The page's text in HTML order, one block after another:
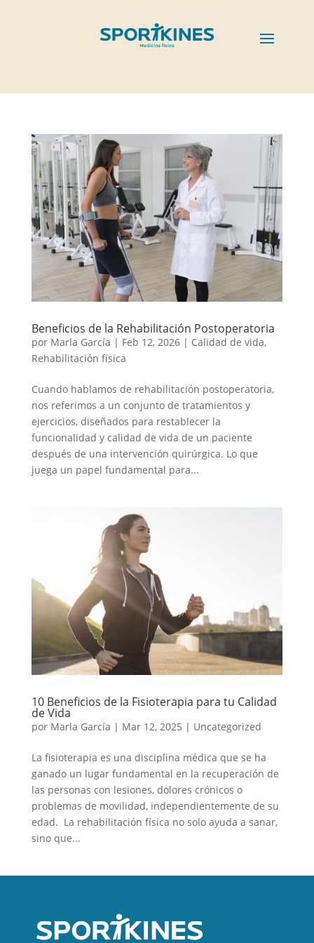
Beneficios de la Rehabilitación Postoperatoria
por Marla García | Feb 12, 2026| Calidad de vida,
Rehabilitación física
Cuando hablamos de rehabilitación postoperatoria,
nos referimos a un conjunto de tratamientos y
ejercicios, diseñados para restablecer la
funcionalidad y calidad de vida de un paciente
después de una intervención quirúrgica. Lo que
juega un papel fundamental para...
10 Beneficios de la Fisioterapia para tu Calidad
de Vida
por Marla García | Mar 12, 2025 | Uncategorized
La fisioterapia es una disciplina médica que se ha
ganado un lugar fundamental en la recuperación de
las personas con lesiones, dolores crónicos o
problemas de movilidad, independientemente de su
edad. La rehabilitación física no solo ayuda a sanar,
sino que...